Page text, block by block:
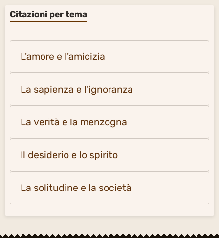
Citazioni per tema
L'amore e l'amicizia
La sapienza e l'ignoranza
La verità e la menzogna
Il desiderio e lo spirito
La solitudine e la società